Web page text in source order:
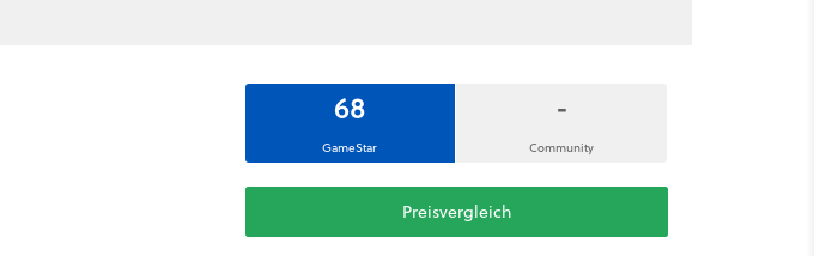
68
GameStar
-
Community
Preisvergleich